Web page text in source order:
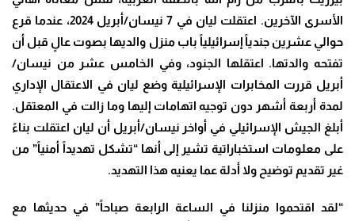
الأسرى الآخرين. اعتقلت ليان في 7 نيسان/أبريل 2024، عندما قرع
حوالي عشرين جندياً إسرائيلياً باب منزل والديها بصوت عالٍ قبل أن
تفتحه والدتها. اعتقلها الجنود، وفي الخامس عشر من نيسان/
أبريل قررت المخابرات الإسرائيلية وضع ليان في الاعتقال الإداري
لمدة أربعة أشهر دون توجيه اتهامات إليها وما زالت في المعتقل.
أبلغ الجيش الإسرائيلي في أواخر نيسان/أبريل أن ليان اعتقلت بناءً
على معلومات استخباراتية تشير إلى أنها “تشكل تهديداً أمنياً” من
غير تقديم توضيح ولا أدلة عما يعنيه هذا التهديد.
“لقد اقتحموا منزلنا في الساعة الرابعة صباحاً” في حديثها مع